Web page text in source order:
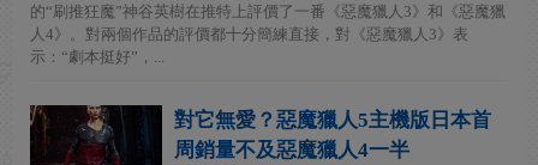
的“刷推狂魔”神谷英樹在推特上評價了一番《惡魔獵人3》和《惡魔獵
人4》。對兩個作品的評價都十分簡練直接，對《惡魔獵人3》表
示：“劇本挺好”，...
對它無愛？惡魔獵人5主機版日本首
周銷量不及惡魔獵人4一半